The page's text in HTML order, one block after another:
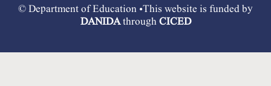
© Department of Education •This website is funded by
DANIDAthroughCICED